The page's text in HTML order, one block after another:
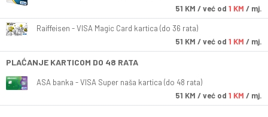
51 KM / već od 1 KM / mj.
Raiffeisen - VISA Magic Card kartica (do 36 rata)
51 KM / već od 1 KM / mj.
PLAĆANJE KARTICOM DO 48 RATA
ASA banka - VISA Super naša kartica (do 48 rata)
51 KM / već od 1 KM / mj.